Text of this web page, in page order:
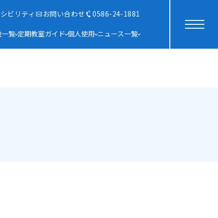
ビリティ お問い合わせ 0586-24-1881
覧 定期教室ガイド 個人使用 ニュース一覧